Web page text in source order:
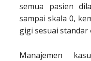
semua pasien
sampai skala 0,
gigi sesuai standar
Manajemen